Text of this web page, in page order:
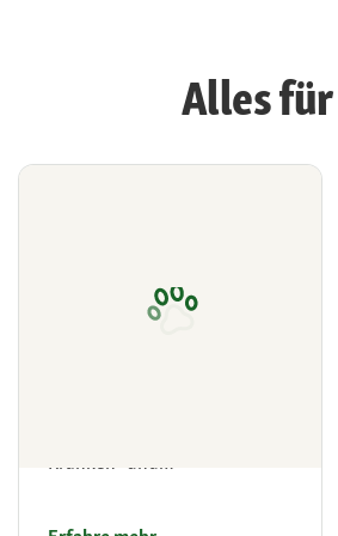
Alles
Kranken- und